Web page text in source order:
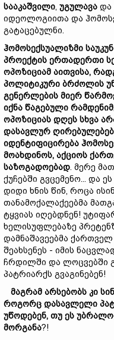
სააკაშვილი, უგულავა და
იდეოლოგიითა და
გატაცებულნი.
ჰომოსექსუალიზმი
პროექტის ერთადერთი
ოპოზიციამ აითვისა,
პოლიტიკური ბრძოლის
გენერლების მიერ
იქნა წაგებული
ოპოზიციას დღეს სხვა
დასავლურ ღირებულებებ
იდენტიფიცირება
მოახდინოს, აქციოს ქართ
საზოგადოებად. მერე
ქუჩებში გვცემენო... და
დიდი ხნის წინ, როცა
თანამოქალაქეებმა
ტყვიას იღებდნენ!
ხელისუფლებაზე
დამნაშავეებმა
შეახსენეს - იმის
ჩრდილში და ლოცვებში
პატრიარქს გვაგინებენ!
მაგრამ არსებობს კი
როგორც დასავლელი
უწოდებენ, თუ ეს
მორგანა?!